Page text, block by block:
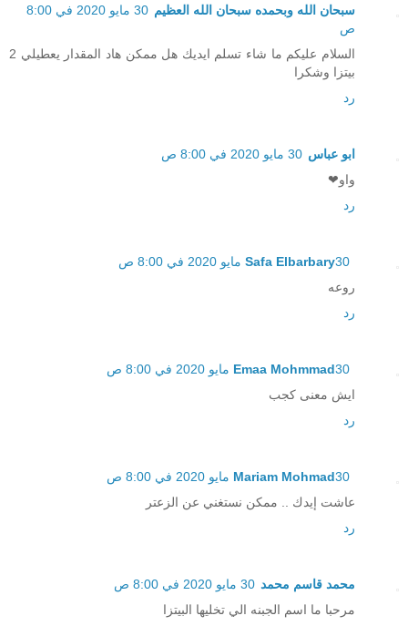
سبحان الله وبحمده سبحان الله العظيم
30 مايو 2020 في 8:00
ص
السلام عليكم ما شاء تسلم ايديك هل ممكن هاد المقدار يعطيلي 2
بيتزا وشكرا
رد
ابو عباس 30 مايو 2020 في 8:00 ص
واو❤
رد
Safa Elbarbary30 مايو 2020 في 8:00 ص
روعه
رد
Emaa Mohmmad30 مايو 2020 في 8:00 ص
ايش معنى كجب
رد
Mariam Mohmad30 مايو 2020 في 8:00 ص
عاشت إيدك .. ممكن نستغني عن الزعتر
رد
محمد قاسم محمد 30 مايو 2020 في 8:00 ص
مرحبا ما اسم الجبنه الي تخليها البيتزا